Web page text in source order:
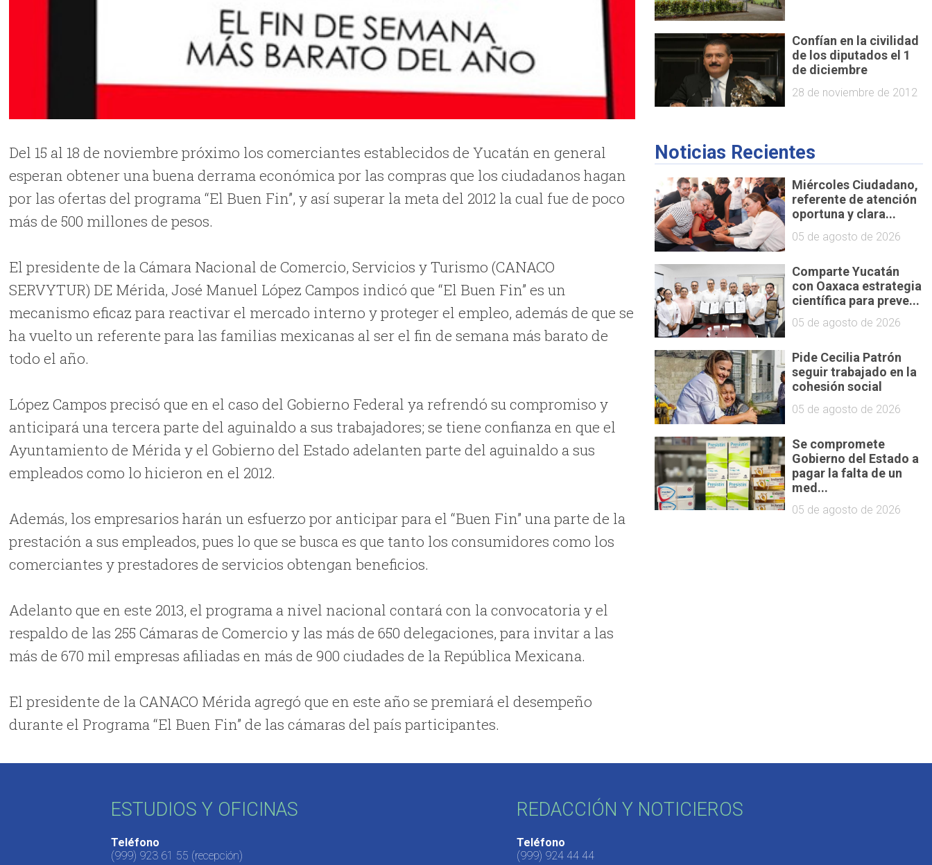
Del 15 al 18 de noviembre próximo los comerciantes establecidos de Yucatán en general
esperan obtener una buena derrama económica por las compras que los ciudadanos hagan
por las ofertas del programa “El Buen Fin”, y así superar la meta del 2012 la cual fue de poco
más de 500 millones de pesos.
El presidente de la Cámara Nacional de Comercio, Servicios y Turismo (CANACO
SERVYTUR) DE Mérida, José Manuel López Campos indicó que “El Buen Fin” es un
mecanismo eficaz para reactivar el mercado interno y proteger el empleo, además de que se
ha vuelto un referente para las familias mexicanas al ser el fin de semana más barato de
todo el año.
López Campos precisó que en el caso del Gobierno Federal ya refrendó su compromiso y
anticipará una tercera parte del aguinaldo a sus trabajadores; se tiene confianza en que el
Ayuntamiento de Mérida y el Gobierno del Estado adelanten parte del aguinaldo a sus
empleados como lo hicieron en el 2012.
Además, los empresarios harán un esfuerzo por anticipar para el “Buen Fin” una parte de la
prestación a sus empleados, pues lo que se busca es que tanto los consumidores como los
comerciantes y prestadores de servicios obtengan beneficios.
Adelanto que en este 2013, el programa a nivel nacional contará con la convocatoria y el
respaldo de las 255 Cámaras de Comercio y las más de 650 delegaciones, para invitar a las
más de 670 mil empresas afiliadas en más de 900 ciudades de la República Mexicana.
El presidente de la CANACO Mérida agregó que en este año se premiará el desempeño
durante el Programa “El Buen Fin” de las cámaras del país participantes.
Confían en la civilidad
de los diputados el 1
28 de noviembre de 2012
Noticias Recientes
Miércoles Ciudadano,
referente de atención
oportuna y clara...
05 de agosto de 2026
Comparte Yucatán
con Oaxaca estrategia
científica para preve...
05 de agosto de 2026
Pide Cecilia Patrón
seguir trabajado en la
cohesión social
05 de agosto de 2026
Se compromete
Gobierno del Estado a
pagar la falta de un
med...
05 de agosto de 2026
ESTUDIOS Y OFICINAS
Teléfono
(999) 923 61 55 (recepción)
REDACCIÓN Y NOTICIEROS
Teléfono
(999) 924 44 44